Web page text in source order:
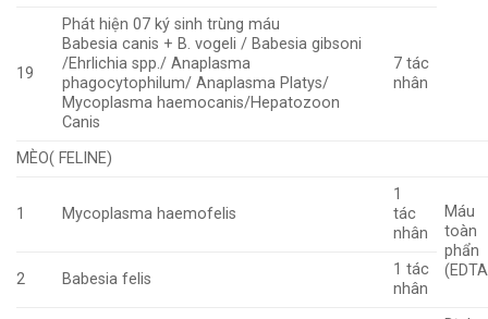
19
Phát hiện 07 ký sinh trùng máu
Babesia canis + B. vogeli / Babesia gibsoni
/Ehrlichia spp./ Anaplasma
phagocytophilum/ Anaplasma Platys/
Mycoplasma haemocanis/Hepatozoon
Canis
7 tác
nhân
MÈO( FELINE)
1 Mycoplasma haemofelis
1
tác
nhân
Máu
toàn
phẩn
2 Babesia felis
1 tác
nhân